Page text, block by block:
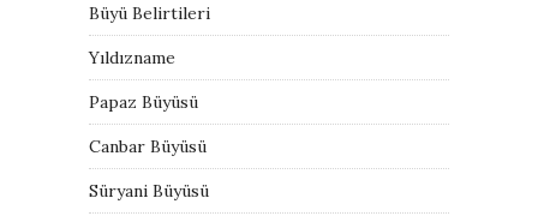
Büyü Belirtileri
Yıldızname
Papaz Büyüsü
Canbar Büyüsü
Süryani Büyüsü